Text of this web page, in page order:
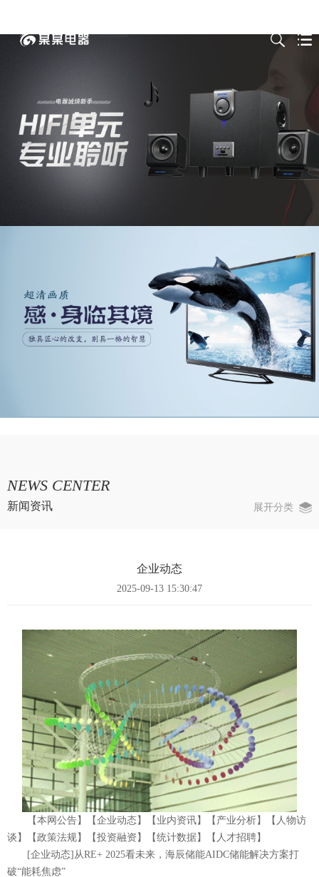
NEWS CENTER
新闻资讯 展开分类
企业动态
2025-09-13 15:30:47
【本网公告】【企业动态】【业内资讯】【产业分析】【人物访
谈】【政策法规】【投资融资】【统计数据】【人才招聘】
[企业动态]从RE+ 2025看未来，海辰储能AIDC储能解决方案打
破“能耗焦虑”